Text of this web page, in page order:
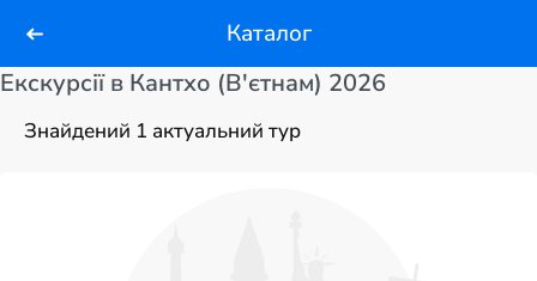
Каталог
Екскурсії в Кантхо (В'єтнам) 2026
Знайдений 1 актуальний тур